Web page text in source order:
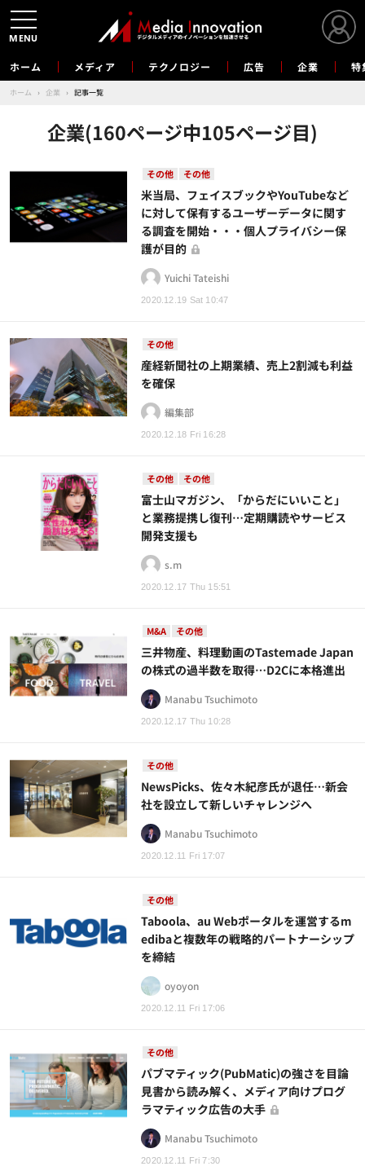
ホーム メディア テクノロジー 広告 企業 特
ホーム › 企業 › 記事一覧
企業(160ページ中105ページ目)
その他 その他
2020.12.19 Sat 10:47
米当局、フェイスブックやYouTubeなど
に対して保有するユーザーデータに関す
る調査を開始・・・個人プライバシー保
護が目的
Yuichi Tateishi
その他
2020.12.18 Fri 16:28
産経新聞社の上期業績、売上2割減も利益
を確保
編集部
その他 その他
2020.12.17 Thu 15:51
富士山マガジン、「からだにいいこと」
と業務提携し復刊…定期購読やサービス
開発支援も
s.m
M&A その他
2020.12.17 Thu 10:28
三井物産、料理動画のTastemade Japan
の株式の過半数を取得…D2Cに本格進出
Manabu Tsuchimoto
その他
2020.12.11 Fri 17:07
NewsPicks、佐々木紀彦氏が退任…新会
社を設立して新しいチャレンジへ
Manabu Tsuchimoto
その他
2020.12.11 Fri 17:06
Taboola、au Webポータルを運営するm
edibaと複数年の戦略的パートナーシップ
を締結
oyoyon
その他
2020.12.11 Fri 7:30
パブマティック(PubMatic)の強さを目論
見書から読み解く、メディア向けプログ
ラマティック広告の大手
Manabu Tsuchimoto
MENU